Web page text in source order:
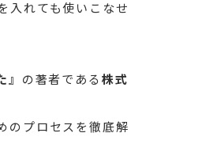
入れても使いこなせ
の著者である 株式
のプロセスを徹底解